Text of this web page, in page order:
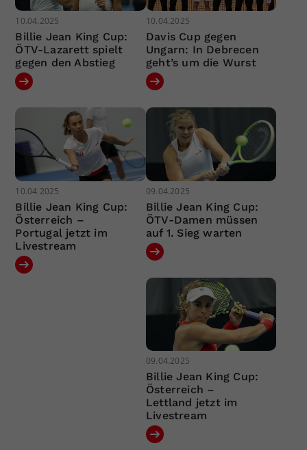
10.04.2025
Billie Jean King Cup:
ÖTV-Lazarett spielt
gegen den Abstieg
10.04.2025
Davis Cup gegen
Ungarn: In Debrecen
geht’s um die Wurst
10.04.2025
Billie Jean King Cup:
Österreich –
Portugal jetzt im
Livestream
09.04.2025
Billie Jean King Cup:
ÖTV-Damen müssen
auf 1. Sieg warten
09.04.2025
Billie Jean King Cup:
Österreich –
Lettland jetzt im
Livestream